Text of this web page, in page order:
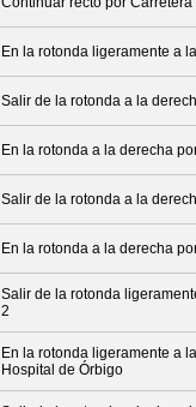
En la rotonda ligeramente a
Salir de la rotonda a la
En la rotonda a la derecha
Salir de la rotonda a la
En la rotonda a la derecha
Salir de la rotonda
2
En la rotonda ligeramente a
Hospital de Órbigo